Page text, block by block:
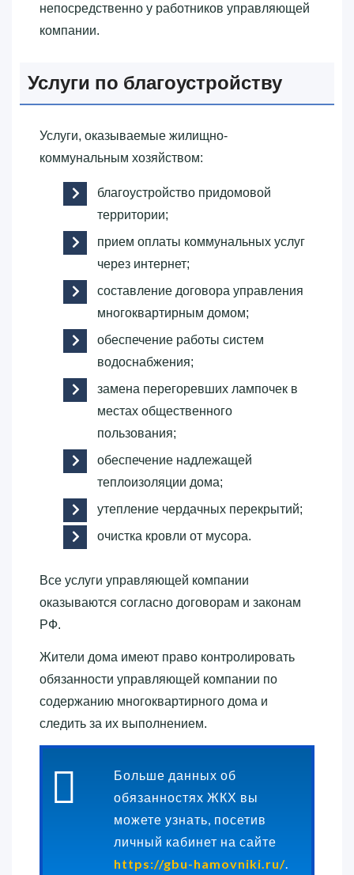
непосредственно у работников управляющей
компании.
Услуги по благоустройству
Услуги, оказываемые жилищно-
коммунальным хозяйством:
благоустройство придомовой
территории;
прием оплаты коммунальных услуг
через интернет;
составление договора управления
многоквартирным домом;
обеспечение работы систем
водоснабжения;
замена перегоревших лампочек в
местах общественного
пользования;
обеспечение надлежащей
теплоизоляции дома;
утепление чердачных перекрытий;
очистка кровли от мусора.
Все услуги управляющей компании
оказываются согласно договорам и законам
РФ.
Жители дома имеют право контролировать
обязанности управляющей компании по
содержанию многоквартирного дома и
следить за их выполнением.
Больше данных об
обязанностях ЖКХ вы
можете узнать, посетив
личный кабинет на сайте
https://gbu-hamovniki.ru/